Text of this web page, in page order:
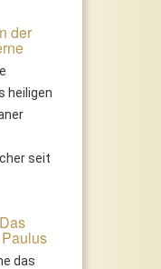
der
heiligen
seit
das